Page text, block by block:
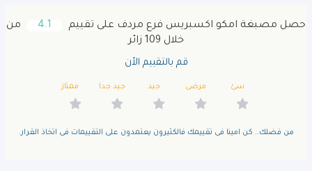
حصل مصبغة امكو اكسبريس فرع مردف على تقييم 4.1
من
خلال 109 زائر
قم بالتقييم الأن
سئ مرضى جيد جيد جدا ممتاز
من فضلك.. كن امينا فى تقييمك فالكثيرون يعتمدون على التقييمات فى اتخاذ القرار.